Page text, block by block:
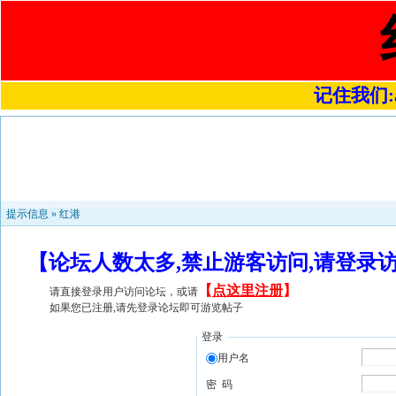
记住我们
提示信息 » 红港
【论坛人数太多,禁止游客访问,请登
请直接登录用户访问论坛，或请 【 点这里注册】
如果您已注册,请先登录论坛即可游览帖子
登录
用户名
密 码